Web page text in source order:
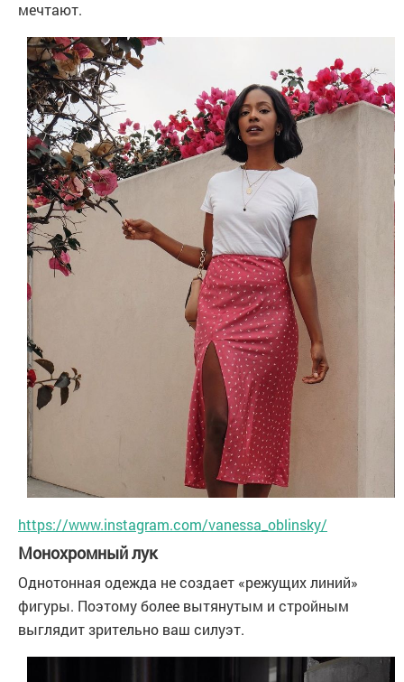
мечтают.
https://www.instagram.com/vanessa_oblinsky/
Монохромный лук
Однотонная одежда не создает «режущих линий»
фигуры. Поэтому более вытянутым и стройным
выглядит зрительно ваш силуэт.